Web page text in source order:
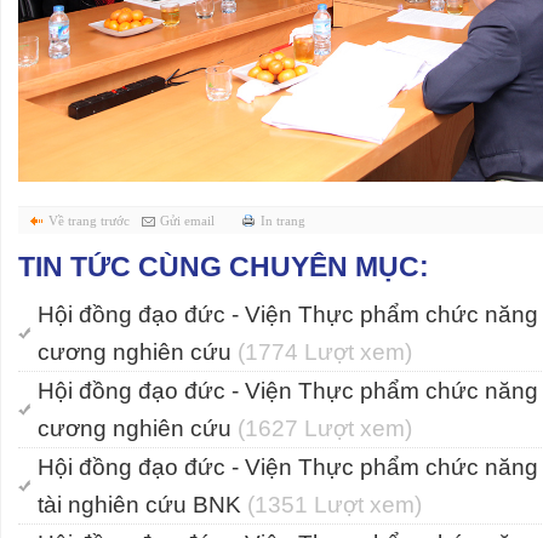
Về trang trước Gửi email In trang
TIN TỨC CÙNG CHUYÊN MỤC:
Hội đồng đạo đức - Viện Thực phẩm chức
cương nghiên cứu (1774 Lượt xem)
Hội đồng đạo đức - Viện Thực phẩm chức
cương nghiên cứu (1627 Lượt xem)
Hội đồng đạo đức - Viện Thực phẩm chức
tài nghiên cứu BNK (1351 Lượt xem)